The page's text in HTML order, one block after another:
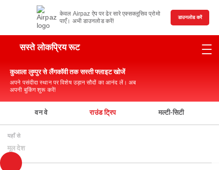
केवल Airpaz ऐप पर ढेर सारे एक्सक्लूसिव प्रोमो
पाएँ। अभी डाउनलोड करें!
डाउनलोड करें
सस्ते लोकप्रिय रूट
कुआला लुम्पुर से लैंगकॉवी तक सस्ती फ्लाइट खोजें
अपने पसंदीदा स्थान पर विशेष उड़ान सौदों का आनंद लें। अब
अपनी बुकिंग शुरू करें!
वन वे राउंड ट्रिप मल्टी-सिटी
यहाँ से
मूल देश